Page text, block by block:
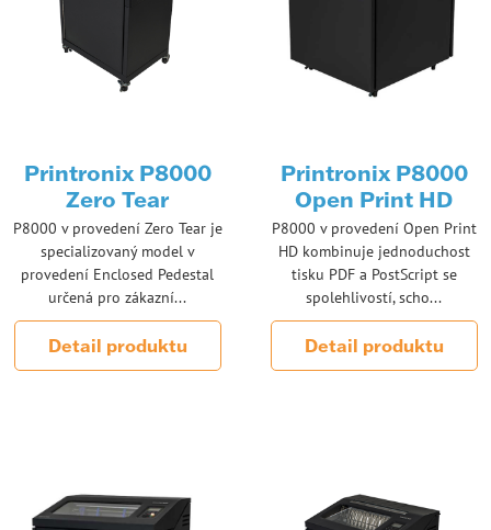
Printronix P8000
Zero Tear
P8000 v provedení Zero Tear je
specializovaný model v
provedení Enclosed Pedestal
určená pro zákazní...
Detail produktu
Printronix P8000
Open Print HD
P8000 v provedení Open Print
HD kombinuje jednoduchost
tisku PDF a PostScript se
spolehlivostí, scho...
Detail produktu